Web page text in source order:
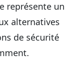
représente un
alternatives
de sécurité